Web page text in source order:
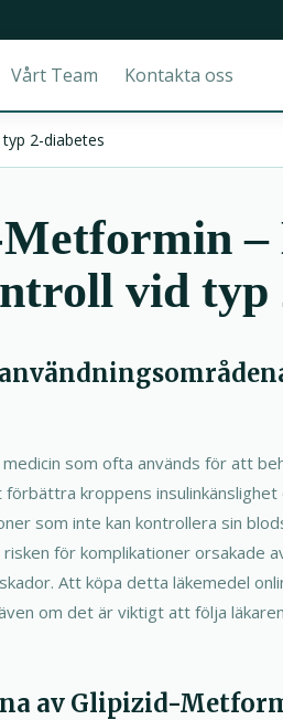
Vårt Team Kontakta oss
2-diabetes
–
vid typ
som ofta används för att
kroppens
som inte kan kontrollera sin
för komplikationer orsakade
Att köpa detta läkemedel
om det är viktigt att följa
av Glipizid-